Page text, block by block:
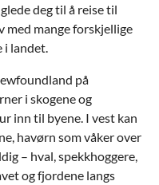
deg til å reise til
med mange forskjellige
landet.
på
i skogene og
inn til byene. I vest kan
havørn som våker over
– hval, spekkhoggere,
og fjordene langs